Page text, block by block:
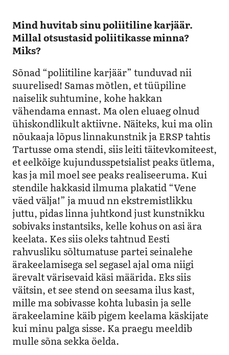
Mind huvitab sinu poliitiline karjäär.
Millal otsustasid poliitikasse minna?
Miks?
Sõnad “poliitiline karjäär” tunduvad nii
suurelised! Samas mõtlen, et tüüpiline
naiselik suhtumine, kohe hakkan
vähendama ennast. Ma olen eluaeg olnud
ühiskondlikult aktiivne. Näiteks, kui ma olin
nõukaaja lõpus linnakunstnik ja ERSP tahtis
Tartusse oma stendi, siis leiti täitevkomiteest,
et eelkõige kujundusspetsialist peaks ütlema,
kas ja mil moel see peaks realiseeruma. Kui
stendile hakkasid ilmuma plakatid “Vene
väed välja!” ja muud nn ekstremistlikku
juttu, pidas linna juhtkond just kunstnikku
sobivaks instantsiks, kelle kohus on asi ära
keelata. Kes siis oleks tahtnud Eesti
rahvusliku sõltumatuse partei seinalehe
ärakeelamisega sel segasel ajal oma niigi
ärevalt värisevaid käsi määrida. Eks siis
väitsin, et see stend on seesama ilus kast,
mille ma sobivasse kohta lubasin ja selle
ärakeelamine käib pigem keelama käskijate
kui minu palga sisse. Ka praegu meeldib
mulle sõna sekka öelda.